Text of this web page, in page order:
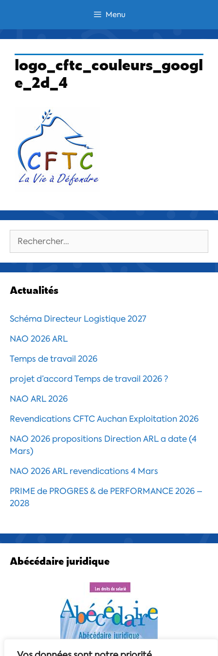
contenu
Menu
logo_cftc_couleurs_googl
e_2d_4
Rechercher :
Actualités
Schéma Directeur Logistique 2027
NAO 2026 ARL
Temps de travail 2026
projet d’accord Temps de travail 2026 ?
NAO ARL 2026
Revendications CFTC Auchan Exploitation 2026
NAO 2026 propositions Direction ARL a date (4
Mars)
NAO 2026 ARL revendications 4 Mars
PRIME de PROGRES & de PERFORMANCE 2026 –
2028
Abécédaire juridique